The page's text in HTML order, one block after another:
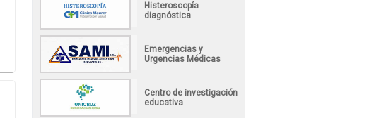
Histeroscopía
diagnóstica
Emergencias y
Urgencias Médicas
Centro de investigación
educativa